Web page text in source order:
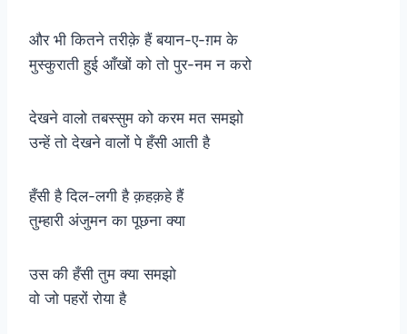
और भी कितने तरीक़े हैं बयान-ए-ग़म के
मुस्कुराती हुई आँखों को तो पुर-नम न करो
देखने वालो तबस्सुम को करम मत समझो
उन्हें तो देखने वालों पे हँसी आती है
हँसी है दिल-लगी है क़हक़हे हैं
तुम्हारी अंजुमन का पूछना क्या
उस की हँसी तुम क्या समझो
वो जो पहरों रोया है